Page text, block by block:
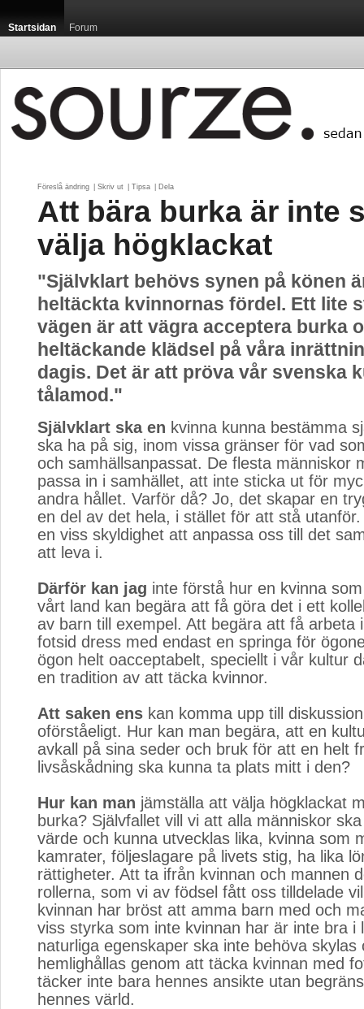
Startsidan Forum
Föreslå ändring Skriv ut Tipsa Dela
Att bära burka är inte
välja högklackat
"Självklart behövs synen på könen
heltäckta kvinnornas fördel. Ett lite
vägen är att vägra acceptera burka
heltäckande klädsel på våra
dagis. Det är att pröva vår svenska
tålamod."
Självklart ska en kvinna kunna bestämma
ska ha på sig, inom vissa gränser för vad
och samhällsanpassat. De flesta människor
passa in i samhället, att inte sticka ut för
andra hållet. Varför då? Jo, det skapar en
en del av det hela, i stället för att stå
en viss skyldighet att anpassa oss till det
att leva i.
Därför kan jag inte förstå hur en kvinna
vårt land kan begära att få göra det i ett
av barn till exempel. Att begära att få arbeta
fotsid dress med endast en springa för
ögon helt oacceptabelt, speciellt i vår kultur
en tradition av att täcka kvinnor.
Att saken ens kan komma upp till
oförståeligt. Hur kan man begära, att en
avkall på sina seder och bruk för att en helt
livsåskådning ska kunna ta plats mitt i den?
Hur kan man jämställa att välja högklackat
burka? Självfallet vill vi att alla människor
värde och kunna utvecklas lika, kvinna som
kamrater, följeslagare på livets stig, ha lika
rättigheter. Att ta ifrån kvinnan och mannen
rollerna, som vi av födsel fått oss tilldelade
kvinnan har bröst att amma barn med och
viss styrka som inte kvinnan har är inte bra i
naturliga egenskaper ska inte behöva skylas
hemlighållas genom att täcka kvinnan med
täcker inte bara hennes ansikte utan
hennes värld.